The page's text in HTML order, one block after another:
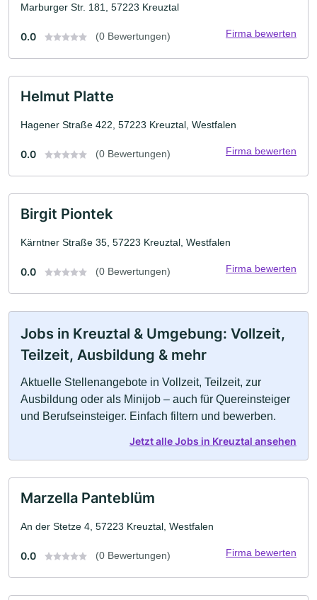
Marburger Str. 181, 57223 Kreuztal
0.0 (0 Bewertungen) Firma bewerten
Helmut Platte
Hagener Straße 422, 57223 Kreuztal, Westfalen
0.0 (0 Bewertungen) Firma bewerten
Birgit Piontek
Kärntner Straße 35, 57223 Kreuztal, Westfalen
0.0 (0 Bewertungen) Firma bewerten
Jobs in Kreuztal & Umgebung: Vollzeit,
Teilzeit, Ausbildung & mehr
Aktuelle Stellenangebote in Vollzeit, Teilzeit, zur
Ausbildung oder als Minijob – auch für Quereinsteiger
und Berufseinsteiger. Einfach filtern und bewerben.
Jetzt alle Jobs in Kreuztal ansehen
Marzella Panteblüm
An der Stetze 4, 57223 Kreuztal, Westfalen
0.0 (0 Bewertungen) Firma bewerten